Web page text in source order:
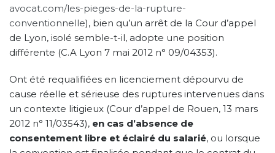
avocat.com/les-pieges-de-la-rupture-
conventionnelle), bien qu’un arrêt de la Cour d’appel
de Lyon, isolé semble-t-il, adopte une position
différente (C.A Lyon 7 mai 2012 n° 09/04353).
Ont été requalifiées en licenciement dépourvu de
cause réelle et sérieuse des ruptures intervenues dans
un contexte litigieux (Cour d’appel de Rouen, 13 mars
2012 n° 11/03543), en cas d’absence de
consentement libre et éclairé du salarié, ou lorsque